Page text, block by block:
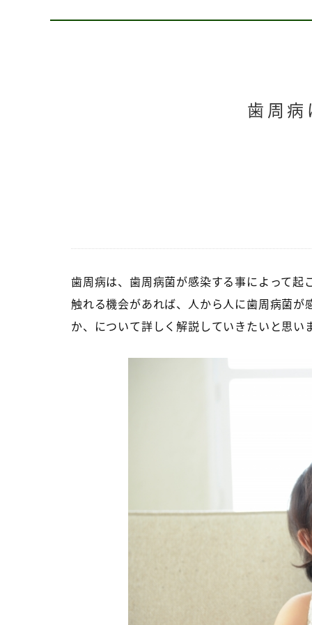
歯周
歯周病は、歯周病菌が感染する事によって
触れる機会があれば、人から人に歯周病菌
か、について詳しく解説していきたいと思い